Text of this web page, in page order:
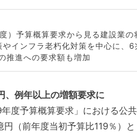
）予算概算要求から見る建設業
やインフラ老朽化対策を中心に
進への要求額も増加
例年以上の増額要求に
度予算概算要求」における公共
（前年度当初予算比119％）と